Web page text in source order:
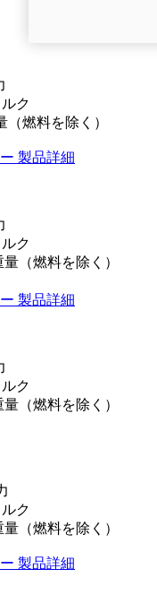
ク
（燃料を除く）
製品詳細
ク
（燃料を除く）
製品詳細
ク
（燃料を除く）
ク
（燃料を除く）
製品詳細